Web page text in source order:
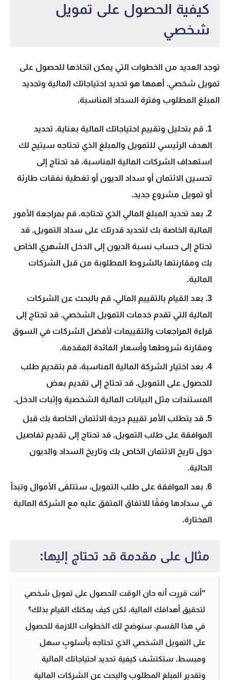
كيفية الحصول على تمويل
شخصي
توجد العديد من الخطوات التي يمكن اتخاذها للحصول على
تمويل شخصي. أهمها هو تحديد احتياجاتك المالية وتحديد
المبلغ المطلوب وفترة السداد المناسبة.
قم بتحليل وتقييم احتياجاتك المالية بعناية. تحديد
الهدف الرئيسي للتمويل والمبلغ الذي تحتاجه سيتيح لك
استهداف الشركات المالية المناسبة. قد تحتاج إلى
تحسين الائتمان أو سداد الديون أو تغطية نفقات طارئة
أو تمويل مشروع جديد.
بعد تحديد المبلغ المالي الذي تحتاجه، قم بمراجعة الأمور
المالية الخاصة بك لتحديد قدرتك على سداد التمويل. قد
تحتاج إلى حساب نسبة الديون إلى الدخل الشهري الخاص
بك ومقارنتها بالشروط المطلوبة من قبل الشركات
المالية.
بعد القيام بالتقييم المالي، قم بالبحث عن الشركات
المالية التي تقدم خدمات التمويل الشخصي. قد تحتاج إلى
قراءة المراجعات والتقييمات لأفضل الشركات في السوق
ومقارنة شروطها وأسعار الفائدة المقدمة.
بعد اختيار الشركة المالية المناسبة، قم بتقديم طلب
للحصول على التمويل. قد تحتاج إلى تقديم بعض
المستندات مثل البيانات المالية الشخصية وإثبات الدخل.
قد يتطلب الأمر تقييم درجة الائتمان الخاصة بك قبل
الموافقة على طلب التمويل. قد تحتاج إلى تقديم تفاصيل
حول تاريخ الائتمان الخاص بك وتاريخ السداد والديون
الحالية.
بعد الموافقة على طلب التمويل، ستتلقى الأموال وتبدأ
في سدادها وفقًا للاتفاق المتفق عليه مع الشركة المالية
المختارة.
مثال على مقدمة قد تحتاج إليها:
"أنت قررت أنه حان الوقت للحصول على تمويل شخصي
لتحقيق أهدافك المالية، لكن كيف يمكنك القيام بذلك؟
في هذا القسم، سنوضح لك الخطوات اللازمة للحصول
على التمويل الشخصي الذي تحتاجه بأسلوبٍ سهل
ومبسط. ستكتشف كيفية تحديد احتياجاتك المالية
وتقدير المبلغ المطلوب والبحث عن الشركات المالية